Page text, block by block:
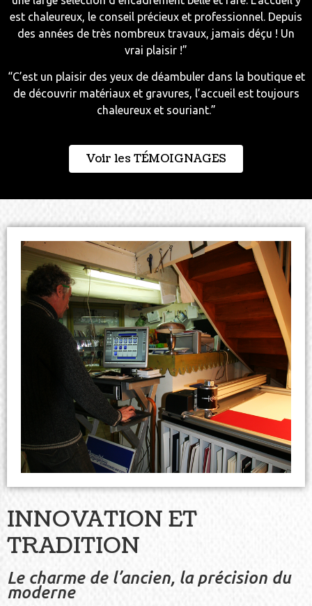
est chaleureux, le conseil précieux et professionnel. Depuis
des années de très nombreux travaux, jamais déçu ! Un
vrai plaisir !”
“C’est un plaisir des yeux de déambuler dans la boutique et
de découvrir matériaux et gravures, l’accueil est toujours
chaleureux et souriant.”
Voir les TÉMOIGNAGES
INNOVATION ET
TRADITION
Le charme de l’ancien, la précision du
moderne